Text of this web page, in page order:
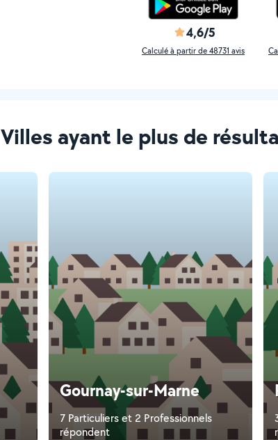
4,6/5
Calculé à partir de 48731 avis
Villes ayant le plus de
Gournay-sur-Marne
7 Particuliers et 2 Professionnels
répondent